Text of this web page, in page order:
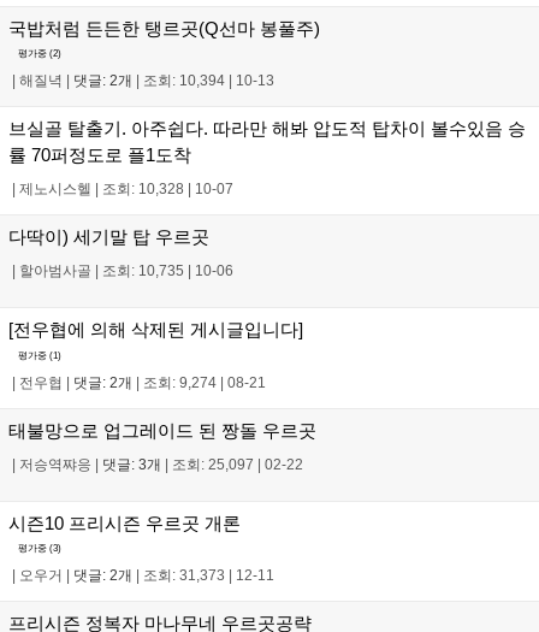
국밥처럼 든든한 탱르곳(Q선마 봉풀주)
평가중 (2)
해질녁 댓글: 2개 조회: 10,394 10-13
브실골 탈출기. 아주쉽다. 따라만 해봐 압도적 탑차이 볼수있음 승
률 70퍼정도로 플1도착
제노시스헬 조회: 10,328 10-07
다딱이) 세기말 탑 우르곳
할아범사골 조회: 10,735 10-06
[전우협에 의해 삭제된 게시글입니다]
평가중 (1)
| 전우협 | 댓글: 2개 | 조회: 9,274 | 08-21
태불망으로 업그레이드 된 짱돌 우르곳
| 저승역쨔응 | 댓글: 3개 | 조회: 25,097 | 02-22
시즌10 프리시즌 우르곳 개론
평가중 (3)
오우거 댓글: 2개 조회: 31,373 12-11
프리시즌 정복자 마나무네 우르곳공략